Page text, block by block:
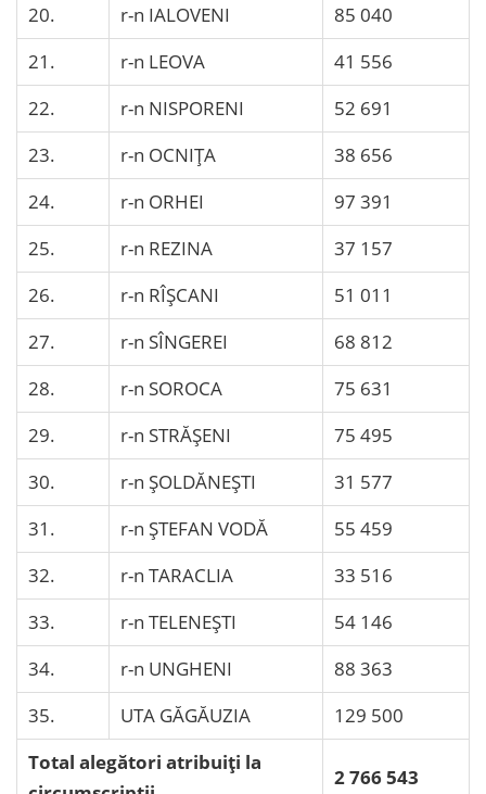
20.
r-n IALOVENI
85 040
21.
r-n LEOVA
41 556
22.
r-n NISPORENI
52 691
23.
r-n OCNIŢA
38 656
24.
r-n ORHEI
97 391
25.
r-n REZINA
37 157
26.
r-n RÎŞCANI
51 011
27.
r-n SÎNGEREI
68 812
28.
r-n SOROCA
75 631
29.
r-n STRĂŞENI
75 495
30.
r-n ŞOLDĂNEŞTI
31 577
31.
r-n ŞTEFAN VODĂ
55 459
32.
r-n TARACLIA
33 516
33.
r-n TELENEŞTI
54 146
34.
r-n UNGHENI
88 363
35.
UTA GĂGĂUZIA
129 500
Total alegători atribuiți la
2 766 543